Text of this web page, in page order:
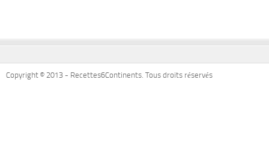
Copyright © 2013 - Recettes6Continents. Tous droits réservés